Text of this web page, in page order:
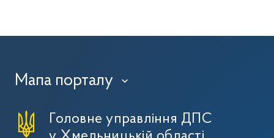
Мапа порталу ›
Головне управління ДПС